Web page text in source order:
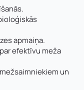
apmaiņa.
efektīvu meža
un